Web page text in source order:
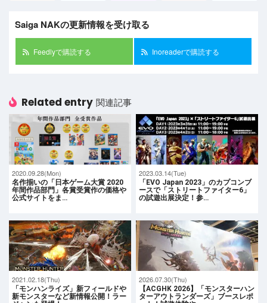
Saiga NAKの更新情報を受け取る
Feedlyで購読する Inoreaderで購読する
Related entry 関連記事
2020.09.28(Mon)
名作揃いの「日本ゲーム大賞 2020
年間作品部門」各賞受賞作の価格や
公式サイトをま…
2023.03.14(Tue)
「EVO Japan 2023」のカプコンブ
ースで「ストリートファイター6」
の試遊出展決定！参…
2021.02.18(Thu)
「モンハンライズ」新フィールドや
新モンスターなど新情報公開！ラー
2026.07.30(Thu)
【ACGHK 2026】「モンスターハン
ターアウトランダーズ」ブースレポ